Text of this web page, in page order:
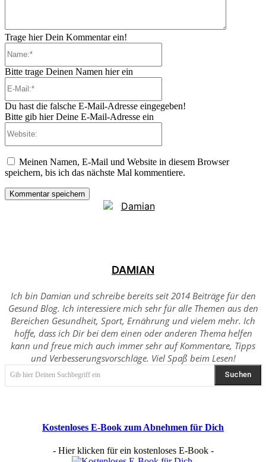
Trage hier Dein Kommentar ein!
Bitte trage Deinen Namen hier ein
Du hast die falsche E-Mail-Adresse eingegeben!
Bitte gib hier Deine E-Mail-Adresse ein
Meinen Namen, E-Mail und Website in diesem Browser
speichern, bis ich das nächste Mal kommentiere.
DAMIAN
Ich bin Damian und schreibe bereits seit 2014 Beiträge für den
Gesund Blog. Ich interessiere mich sehr für alle Themen aus den
Bereichen Gesundheit, Sport, Ernährung und vielem mehr. Ich
hoffe, dass ich Dir bei dem einen oder anderen Thema helfen
kann und freue mich auch immer sehr auf Kommentare, Tipps
und Verbesserungsvorschläge. Viel Spaß beim Lesen!
Gib hier Deinen Suchbegriff ein Suchen
Kostenloses E-Book zum Abnehmen für Dich
- Hier klicken für ein kostenloses E-Book -